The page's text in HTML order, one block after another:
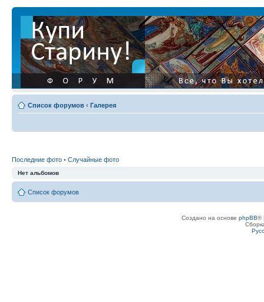
Список форумов ‹ Галерея
Последние фото • Случайные фото
Нет альбомов
Список форумов
Создано на основе phpBB®